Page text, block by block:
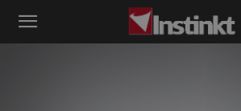
Instinkt